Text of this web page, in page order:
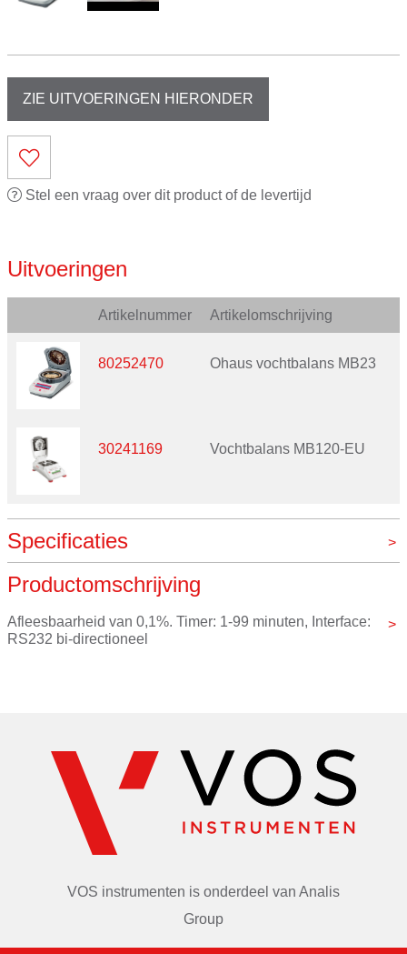
ZIE UITVOERINGEN HIERONDER
Stel een vraag over dit product of de levertijd
Uitvoeringen
Artikelnummer Artikelomschrijving
80252470 Ohaus vochtbalans MB23
30241169 Vochtbalans MB120-EU
Specificaties
Digitaal
Maximaal gewicht
120g, 110g
Nauwkeurigheid
Productomschrijving
Afleesbaarheid van 0,1%. Timer: 1-99 minuten, Interface:
RS232 bi-directioneel
VOS instrumenten is onderdeel van Analis
Group